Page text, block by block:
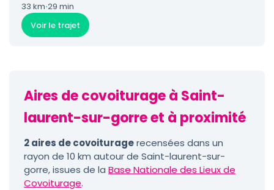
33 km·29 min
Voir le trajet
Aires de covoiturage à Saint-
laurent-sur-gorre et à proximité
2 aires de covoituragerecensées dans un
rayon de 10 km autour de Saint-laurent-sur-
gorre, issues de la Base Nationale des Lieux de
Covoiturage.